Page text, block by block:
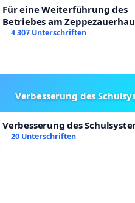
Für eine Weiterführung des
Betriebes am
4 307 Unterschriften
Verbesserung des
Verbesserung des
20 Unterschriften